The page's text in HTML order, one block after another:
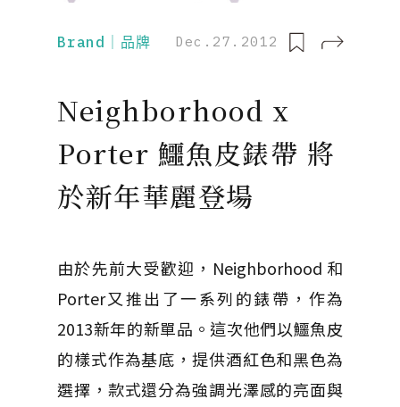
Brand｜品牌 Dec.27.2012
Neighborhood x
Porter 鱷魚皮錶帶 將
於新年華麗登場
由於先前大受歡迎，Neighborhood 和
Porter又推出了一系列的錶帶，作為
2013新年的新單品。這次他們以鱷魚皮
的樣式作為基底，提供酒紅色和黑色為
選擇，款式還分為強調光澤感的亮面與